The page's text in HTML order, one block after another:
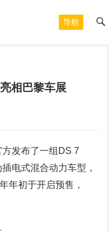
导航
相巴黎车展
方发布了一组DS 7
电式混合动力车型，
年初于开启预售，